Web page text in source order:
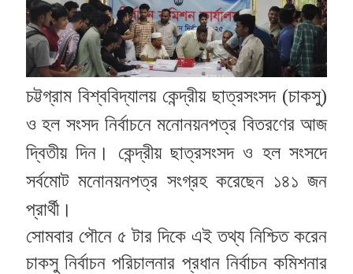
চট্টগ্রাম বিশ্ববিদ্যালয় কেন্দ্রীয় ছাত্রসংসদ (চাকসু)
ও হল সংসদ নির্বাচনে মনোনয়নপত্র বিতরণের আজ
দ্বিতীয় দিন। কেন্দ্রীয় ছাত্রসংসদ ও হল সংসদে
সর্বমোট মনোনয়নপত্র সংগ্রহ করেছেন ১৪১ জন
প্রার্থী।
সোমবার পৌনে ৫ টার দিকে এই তথ্য নিশ্চিত করেন
চাকসু নির্বাচন পরিচালনার প্রধান নির্বাচন কমিশনার